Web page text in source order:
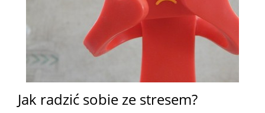
Jak radzić sobie ze stresem?